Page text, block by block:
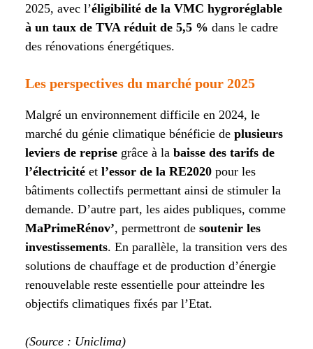
2025, avec l’éligibilité de la VMC hygroréglable
à un taux de TVA réduit de 5,5 % dans le cadre
des rénovations énergétiques.
Les perspectives du marché pour 2025
Malgré un environnement difficile en 2024, le
marché du génie climatique bénéficie de plusieurs
leviers de reprisegrâce à la baisse des tarifs de
l’électricitéet l’essor de la RE2020pour les
bâtiments collectifs permettant ainsi de stimuler la
demande. D’autre part, les aides publiques, comme
MaPrimeRénov’, permettront de soutenir les
investissements. En parallèle, la transition vers des
solutions de chauffage et de production d’énergie
renouvelable reste essentielle pour atteindre les
objectifs climatiques fixés par l’Etat.
(Source : Uniclima)